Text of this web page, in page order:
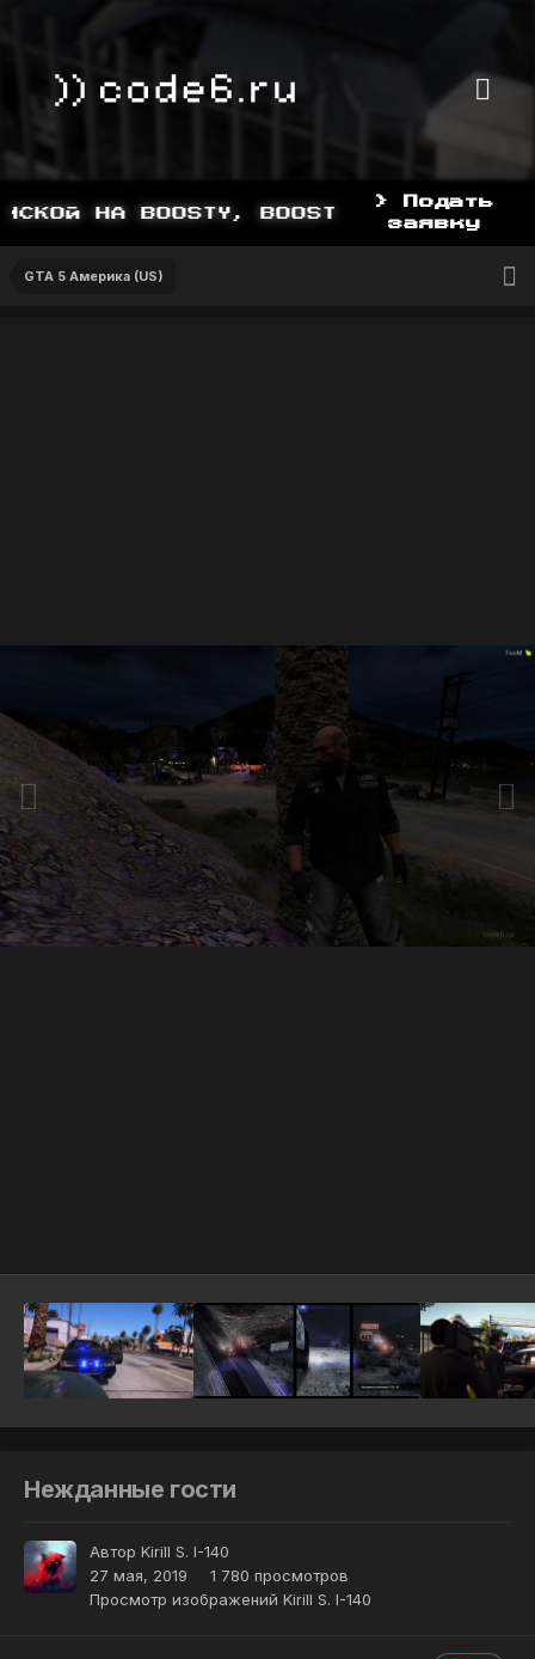
НА BOOSTY, BOOSTY.TO/YDDY
> Подать
заявку
GTA 5 Америка (US)
Нежданные гости
Автор Kirill S. I-140
27 мая, 2019
1 780 просмотров
Просмотр изображений Kirill S. I-140